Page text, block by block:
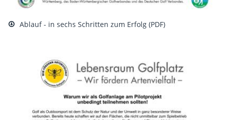
Ablauf - in sechs Schritten zum Erfolg (PDF)